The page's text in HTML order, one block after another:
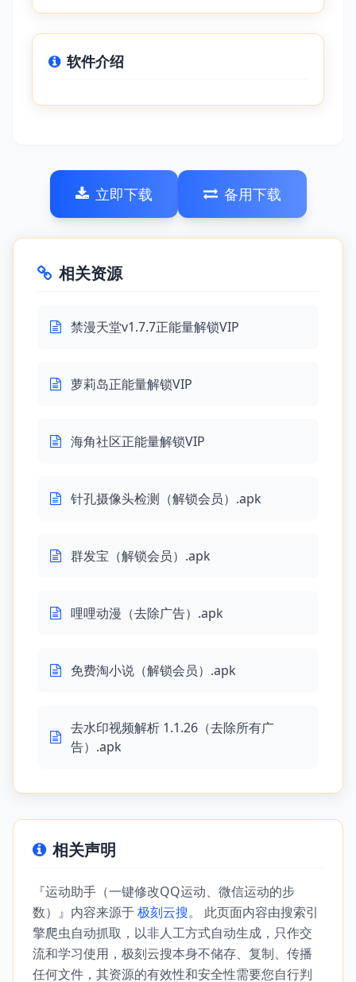
软件介绍
立即下载 备用下载
相关资源
禁漫天堂v1.7.7正能量解锁VIP
萝莉岛正能量解锁VIP
海角社区正能量解锁VIP
针孔摄像头检测（解锁会员）.apk
群发宝（解锁会员）.apk
哩哩动漫（去除广告）.apk
免费淘小说（解锁会员）.apk
去水印视频解析 1.1.26（去除所有广
告）.apk
相关声明
『运动助手（一键修改QQ运动、微信运动的步
数）』内容来源于极刻云搜。 此页面内容由搜索引
擎爬虫自动抓取，以非人工方式自动生成，只作交
流和学习使用，极刻云搜本身不储存、复制、传播
任何文件，其资源的有效性和安全性需要您自行判